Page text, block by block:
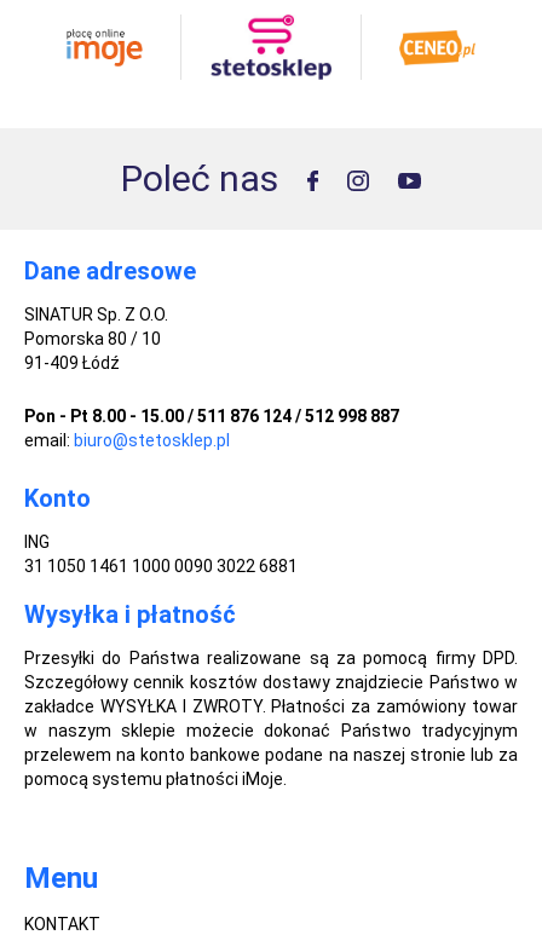
Poleć nas
Dane adresowe
SINATUR Sp. Z O.O.
Pomorska 80 / 10
91-409 Łódź
Pon - Pt 8.00 - 15.00 / 511 876 124 / 512 998 887
email: biuro@stetosklep.pl
Konto
ING
31 1050 1461 1000 0090 3022 6881
Wysyłka i płatność
Przesyłki do Państwa realizowane są za pomocą firmy DPD.
Szczegółowy cennik kosztów dostawy znajdziecie Państwo w
zakładce WYSYŁKA I ZWROTY. Płatności za zamówiony towar
w naszym sklepie możecie dokonać Państwo tradycyjnym
przelewem na konto bankowe podane na naszej stronie lub za
pomocą systemu płatności iMoje.
Menu
KONTAKT